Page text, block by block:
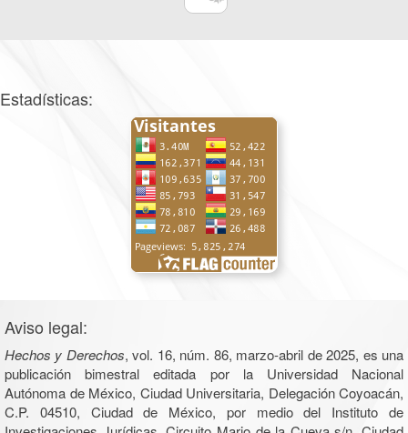
Estadísticas:
Aviso legal:
Hechos y Derechos, vol. 16, núm. 86, marzo-abril de 2025, es una
publicación bimestral editada por la Universidad Nacional
Autónoma de México, Ciudad Universitaria, Delegación Coyoacán,
C.P. 04510, Ciudad de México, por medio del Instituto de